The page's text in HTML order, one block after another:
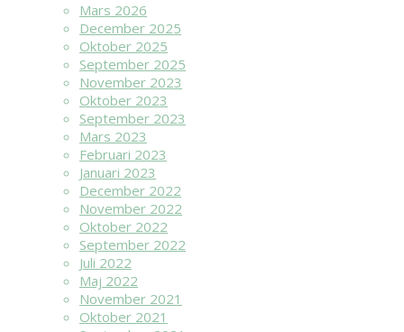
Mars 2026
December 2025
Oktober 2025
September 2025
November 2023
Oktober 2023
September 2023
Mars 2023
Februari 2023
Januari 2023
December 2022
November 2022
Oktober 2022
September 2022
Juli 2022
Maj 2022
November 2021
Oktober 2021